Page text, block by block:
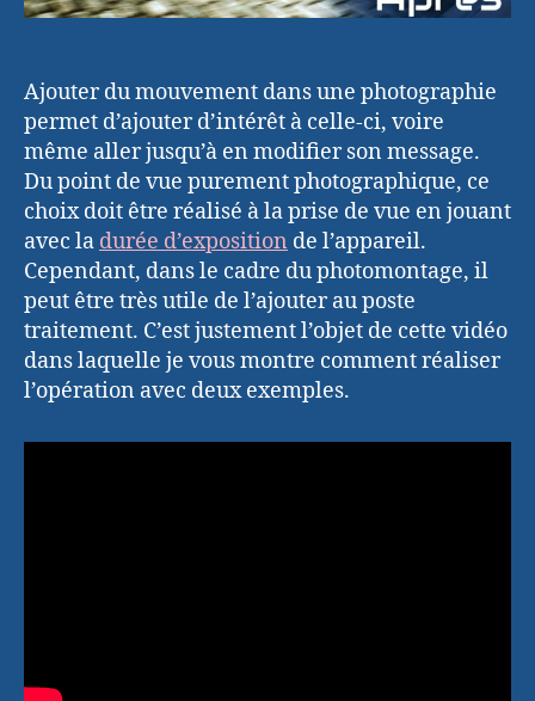
Ajouter du mouvement dans une photographie
permet d’ajouter d’intérêt à celle-ci, voire
même aller jusqu’à en modifier son message.
Du point de vue purement photographique, ce
choix doit être réalisé à la prise de vue en jouant
avec la durée d’exposition de l’appareil.
Cependant, dans le cadre du photomontage, il
peut être très utile de l’ajouter au poste
traitement. C’est justement l’objet de cette vidéo
dans laquelle je vous montre comment réaliser
l’opération avec deux exemples.